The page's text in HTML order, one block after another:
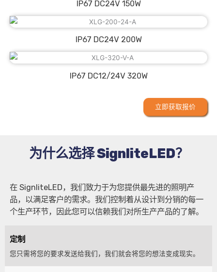
IP67 DC24V 150W
IP67 DC24V 200W
IP67 DC12/24V 320W
立即获取报价
为什么选择 SignliteLED？
在 SignliteLED，我们致力于为您提供最先进的照明产
品，以满足客户的需求。我们控制着从设计到分销的每一
个生产环节，因此您可以信赖我们对所生产产品的了解。
定制
您只需将您的要求发送给我们，我们就会将您的想法变成现实。